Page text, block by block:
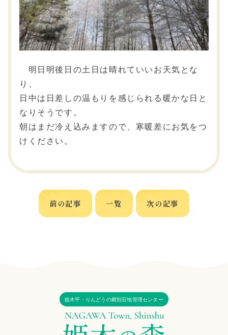
明日明後日の土日は晴れていいお天気とな
り、
日中は日差しの温もりを感じられる暖かな日と
なりそうです。
朝はまだ冷え込みますので、寒暖差にお気をつ
けください。
前の記事 一覧 次の記事
姫木平・りんどうの郷別荘地管理センター